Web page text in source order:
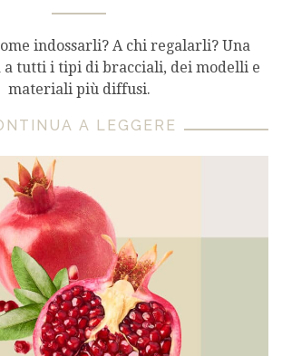
indossarli? A chi regalarli? Una
a tutti i tipi di bracciali, dei modelli e
materiali più diffusi.
A LEGGERE